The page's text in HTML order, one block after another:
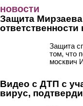
новости
Защита
Защита
том, что
москвич
Видео с ДТП с
вирус,